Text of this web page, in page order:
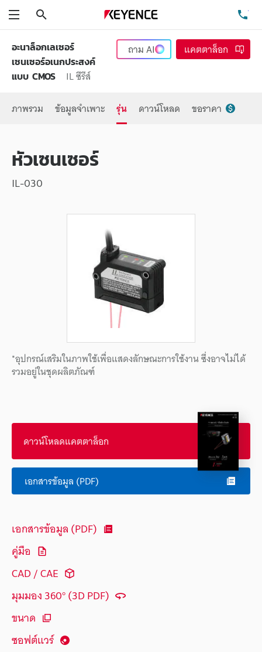
อะนาล็อกเลเซอร์
เซนเซอร์อเนกประสงค์
แบบ CMOS
IL ซีรีส์
ถามAI แคตตาล็อก
ภาพรวม ข้อมูลจำเพาะ รุ่น ดาวน์โหลด ขอราคา
หัวเซนเซอร์
IL-030
*อุปกรณ์เสริมในภาพใช้เพื่อแสดงลักษณะการใช้งาน ซึ่งอาจไม่ได้
รวมอยู่ในชุดผลิตภัณฑ์
ดาวน์โหลดแคตตาล็อก
เอกสารข้อมูล (PDF)
เอกสารข้อมูล (PDF)
คู่มือ
CAD / CAE
มุมมอง 360° (3D PDF)
ขนาด
ซอฟต์แวร์